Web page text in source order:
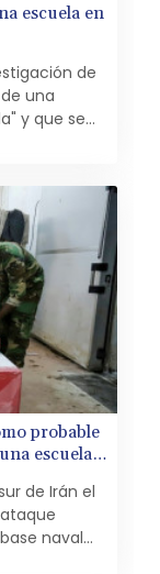
escuela en
de
una
y que se
de que
probable
escuela
de Irán el
naval